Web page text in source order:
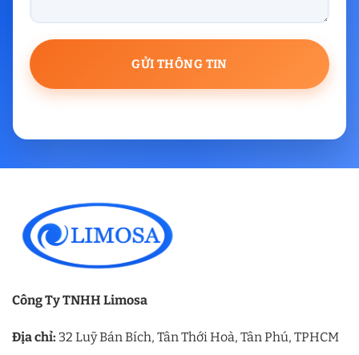
Công Ty TNHH Limosa
Địa chỉ: 32 Luỹ Bán Bích, Tân Thới Hoà, Tân Phú, TPHCM